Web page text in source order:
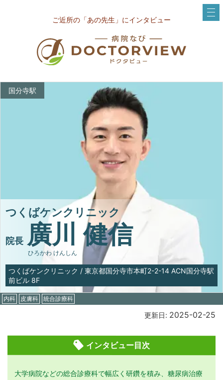
ご近所の「あの先生」にインタビュー
国分寺駅
つくばケンクリニック
院長 廣川 健信
ひろかわ けんしん
つくばケンクリニック / 東京都国分寺市本町2-2-14 ACN国分寺駅
前ビル 8F
内科 皮膚科 統合診療科
更新日: 2025-02-25
インタビュー目次
大学病院などの総合診療科で幅広く研鑽を積み、糖尿病治療